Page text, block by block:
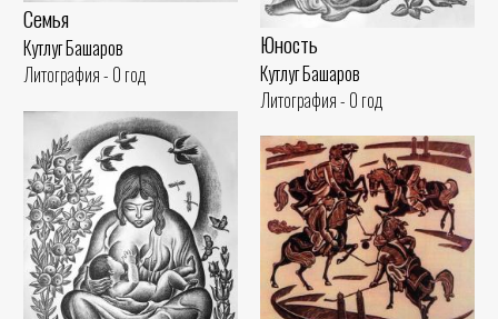
Семья
Кутлуг Башаров
Литография - 0 год
Юность
Кутлуг Башаров
Литография - 0 год